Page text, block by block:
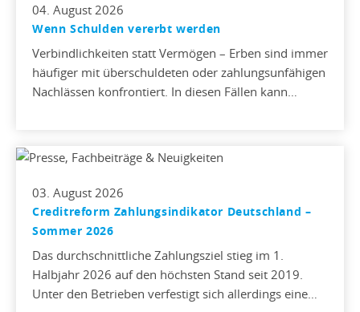
04. August 2026
Wenn Schulden vererbt werden
Verbindlichkeiten statt Vermögen – Erben sind immer
häufiger mit überschuldeten oder zahlungsunfähigen
Nachlässen konfrontiert. In diesen Fällen kann…
03. August 2026
Creditreform Zahlungsindikator Deutschland –
Sommer 2026
Das durchschnittliche Zahlungsziel stieg im 1.
Halbjahr 2026 auf den höchsten Stand seit 2019.
Unter den Betrieben verfestigt sich allerdings eine…